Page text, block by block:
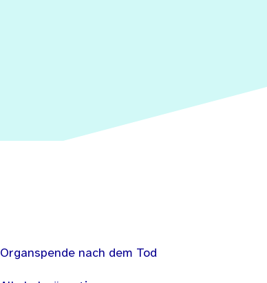
Organspende nach dem Tod